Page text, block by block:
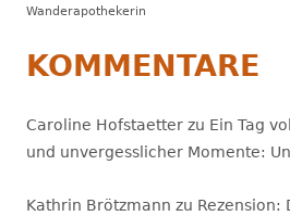
Wanderapothekerin
KOMMENTARE
Caroline Hofstaetter zu Ein Tag
und unvergesslicher Momente:
Kathrin Brötzmann zu Rezension: